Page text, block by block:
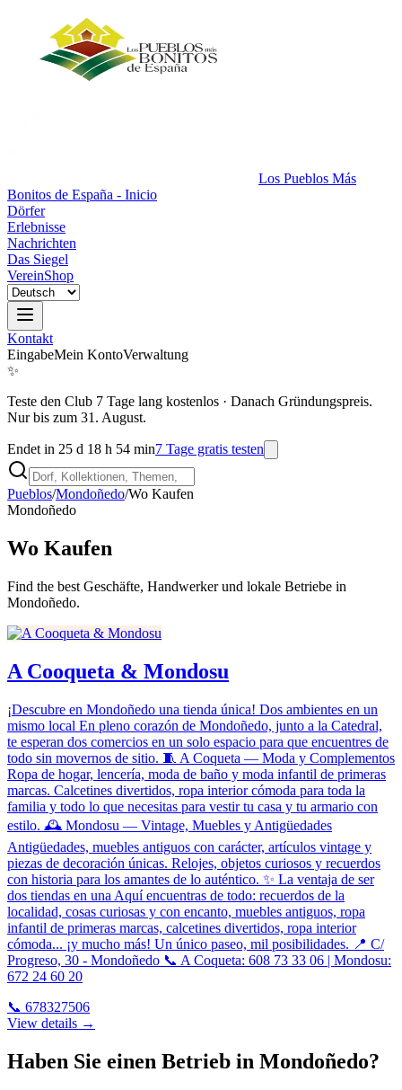
Los Pueblos Más
Bonitos de España - Inicio
Dörfer
Erlebnisse
Nachrichten
Das Siegel
VereinShop
Kontakt
EingabeMein KontoVerwaltung
✨
Teste den Club 7 Tage lang kostenlos · Danach Gründungspreis.
Nur bis zum 31. August.
Endet in 25 d 18 h 54 min7 Tage gratis testen
Pueblos/Mondoñedo/Wo Kaufen
Mondoñedo
Wo Kaufen
Find the best Geschäfte, Handwerker und lokale Betriebe in
Mondoñedo.
A Cooqueta & Mondosu
¡Descubre en Mondoñedo una tienda única! Dos ambientes en un
mismo local En pleno corazón de Mondoñedo, junto a la Catedral,
te esperan dos comercios en un solo espacio para que encuentres de
todo sin movernos de sitio. 🧵 A Coqueta — Moda y Complementos
Ropa de hogar, lencería, moda de baño y moda infantil de primeras
marcas. Calcetines divertidos, ropa interior cómoda para toda la
familia y todo lo que necesitas para vestir tu casa y tu armario con
estilo. 🕰️ Mondosu — Vintage, Muebles y Antigüedades
Antigüedades, muebles antiguos con carácter, artículos vintage y
piezas de decoración únicas. Relojes, objetos curiosos y recuerdos
con historia para los amantes de lo auténtico. ✨ La ventaja de ser
dos tiendas en una Aquí encuentras de todo: recuerdos de la
localidad, cosas curiosas y con encanto, muebles antiguos, ropa
infantil de primeras marcas, calcetines divertidos, ropa interior
cómoda... ¡y mucho más! Un único paseo, mil posibilidades. 📍 C/
Progreso, 30 - Mondoñedo 📞 A Coqueta: 608 73 33 06 | Mondosu:
672 24 60 20
📞 678327506
View details →
Haben Sie einen Betrieb in Mondoñedo?